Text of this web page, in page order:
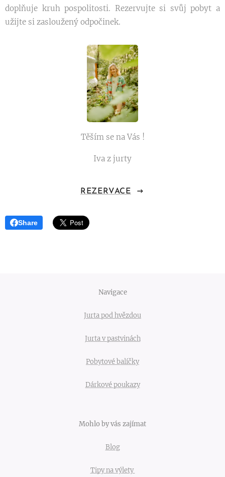
doplňuje kruh pospolitosti. Rezervujte si svůj pobyt a
užijte si zasloužený odpočinek.
Těším se na Vás !
Iva z jurty
REZERVACE
Share
Navigace
Jurta pod hvězdou
Jurta v pastvinách
Pobytové balíčky
Dárkové poukazy
Mohlo by vás zajímat
Blog
Tipy na výlety